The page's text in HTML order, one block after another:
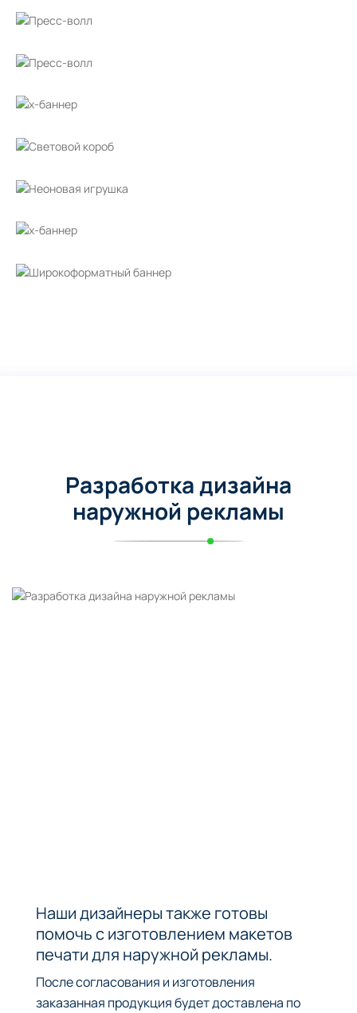
Разработка дизайна
наружной рекламы
Наши дизайнеры также готовы
помочь с изготовлением макетов
печати для наружной рекламы.
После согласования и изготовления
заказанная продукция будет доставлена по